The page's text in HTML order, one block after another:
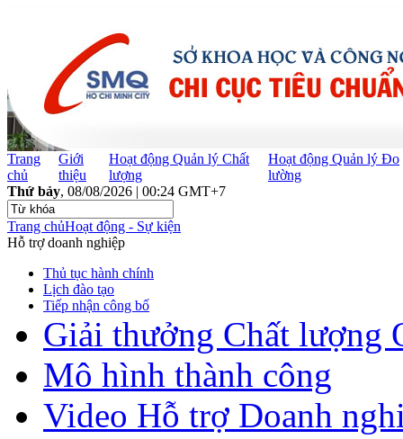
Trang
chủ
Giới
thiệu
Hoạt động Quản lý Chất
lượng
Hoạt động Quản lý Đo
lường
Thứ bảy, 08/08/2026 | 00:24 GMT+7
Trang chủHoạt động - Sự kiện
Hỗ trợ doanh nghiệp
Thủ tục hành chính
Lịch đào tạo
Tiếp nhận công bố
Giải thưởng Chất lượng
Mô hình thành công
Video Hỗ trợ Doanh